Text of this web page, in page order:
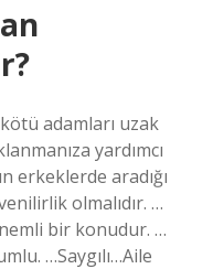
adamları uzak
yardımcı
erkeklerde aradığı
olmalıdır. …
bir konudur. …
…Saygılı…Aile